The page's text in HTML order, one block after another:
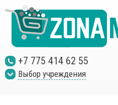
+7 775 414 62 55
Выбор учреждения